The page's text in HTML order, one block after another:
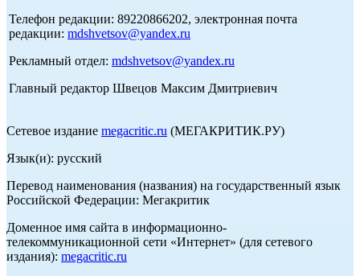
Телефон редакции: 89220866202, электронная почта
редакции: mdshvetsov@yandex.ru
Рекламный отдел: mdshvetsov@yandex.ru
Главный редактор Швецов Максим Дмитриевич
Сетевое издание megacritic.ru (МЕГАКРИТИК.РУ)
Язык(и): русский
Перевод наименования (названия) на государственный язык
Российской Федерации: Мегакритик
Доменное имя сайта в информационно-
телекоммуникационной сети «Интернет» (для сетевого
издания): megacritic.ru